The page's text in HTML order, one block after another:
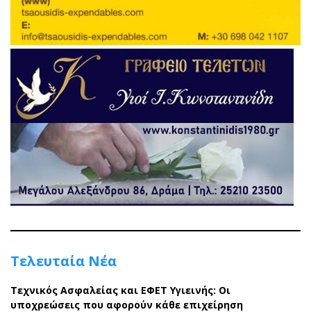
Τελευταία Νέα
Τεχνικός Ασφαλείας και ΕΦΕΤ Υγιεινής: Οι
υποχρεώσεις που αφορούν κάθε επιχείρηση